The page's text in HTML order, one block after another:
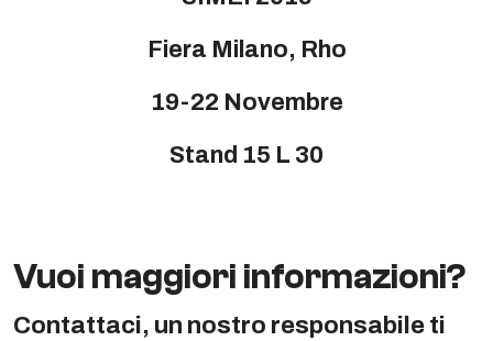
Fiera Milano, Rho
19-22 Novembre
Stand 15 L 30
Vuoi maggiori informazioni?
Contattaci, un nostro responsabile ti